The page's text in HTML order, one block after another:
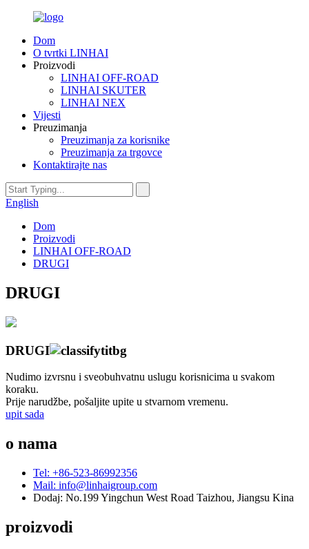
Dom
O tvrtki LINHAI
Proizvodi
LINHAI OFF-ROAD
LINHAI SKUTER
LINHAI NEX
Vijesti
Preuzimanja
Preuzimanja za korisnike
Preuzimanja za trgovce
Kontaktirajte nas
English
Dom
Proizvodi
LINHAI OFF-ROAD
DRUGI
DRUGI
DRUGI
Nudimo izvrsnu i sveobuhvatnu uslugu korisnicima u svakom
koraku.
Prije narudžbe, pošaljite upite u stvarnom vremenu.
upit sada
o nama
Tel: +86-523-86992356
Mail: info@linhaigroup.com
Dodaj: No.199 Yingchun West Road Taizhou, Jiangsu Kina
proizvodi